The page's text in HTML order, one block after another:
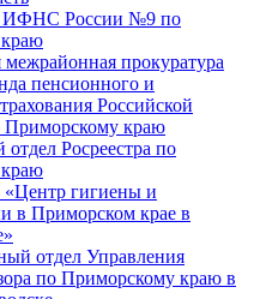
ИФНС России №9 по
межрайонная прокуратура
пенсионного и
Российской
Приморскому краю
отдел Росреестра по
гигиены и
в Приморском крае в
отдел Управления
по Приморскому краю в